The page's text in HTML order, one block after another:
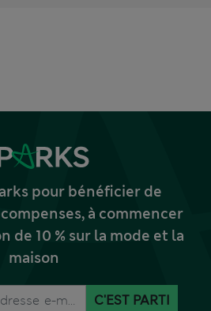
pour bénéficier de
à commencer
de 10 % sur la mode et la
maison
C'EST PARTI